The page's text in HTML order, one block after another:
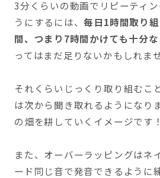
3分くらいの動画でリピーティ
うにするには、毎日1時間取り
間、つまり7時間かけても十分
ってはまだ足りないかもしれま
それくらいじっくり取り組むこ
は次から聞き取れるようになり
の畑を耕していくイメージです！
また、オーバーラッピングはネ
ード同じ音で発音できるように